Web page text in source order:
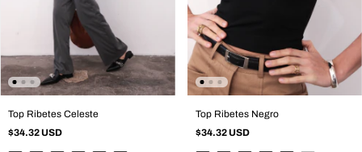
Top Ribetes Celeste
$34.32 USD
Top Ribetes Negro
$34.32 USD